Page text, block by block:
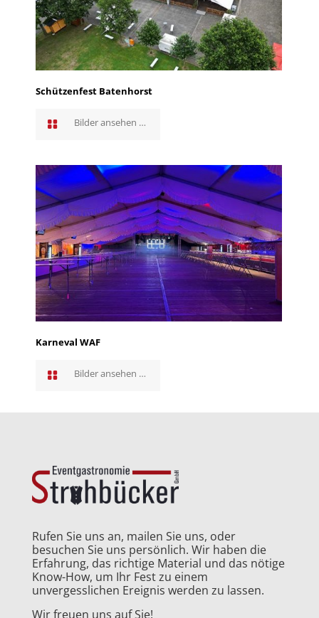
Schützenfest Batenhorst
Bilder ansehen …
Karneval WAF
Bilder ansehen …
Rufen Sie uns an, mailen Sie uns, oder
besuchen Sie uns persönlich. Wir haben die
Erfahrung, das richtige Material und das nötige
Know-How, um Ihr Fest zu einem
unvergesslichen Ereignis werden zu lassen.
Wir freuen uns auf Sie!